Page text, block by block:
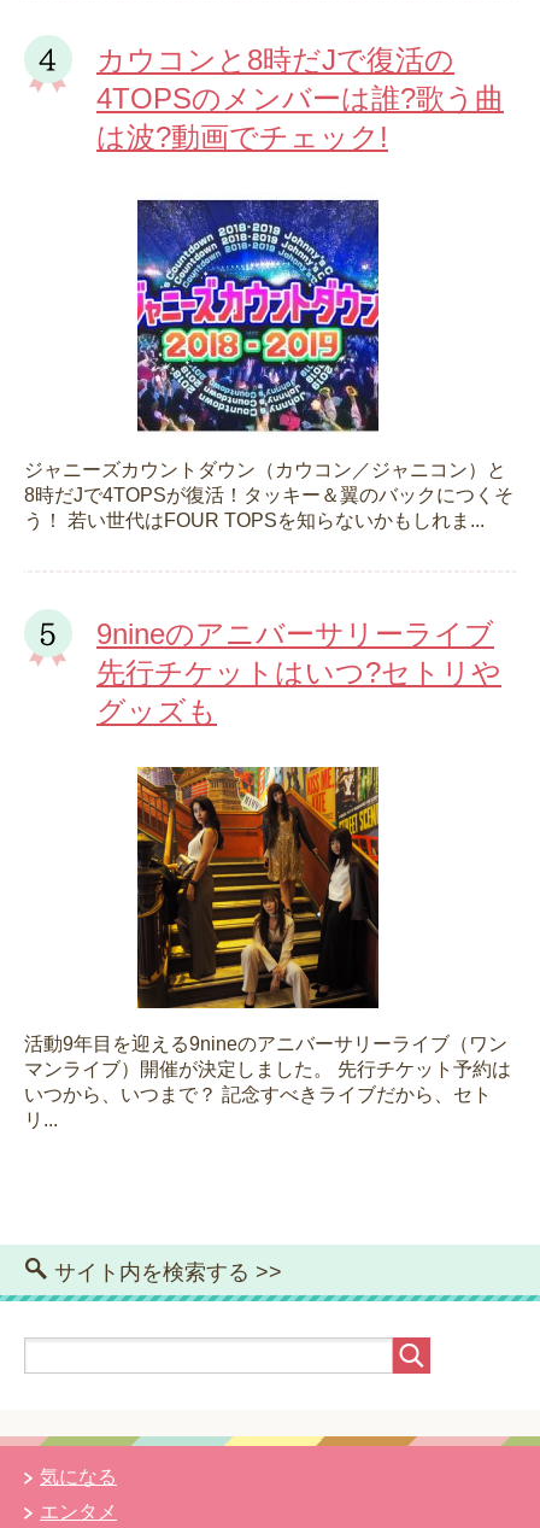
カウコンと8時だJで復活の
4TOPSのメンバーは誰?歌う曲
は波?動画でチェック!
ジャニーズカウントダウン（カウコン／ジャニコン）と
8時だJで4TOPSが復活！タッキー＆翼のバックにつくそ
う！ 若い世代はFOUR TOPSを知らないかもしれま...
9nineのアニバーサリーライブ
先行チケットはいつ?セトリや
グッズも
活動9年目を迎える9nineのアニバーサリーライブ（ワン
マンライブ）開催が決定しました。 先行チケット予約は
いつから、いつまで？ 記念すべきライブだから、セト
リ...
サイト内を検索する >>
気になる
エンタメ